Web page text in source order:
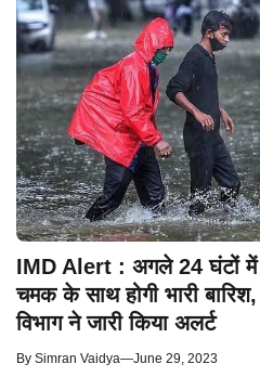
IMD Alert : अगले 24 घंटों
चमक के साथ होगी भारी
विभाग ने जारी किया अलर्ट
By Simran Vaidya—June 29, 2023